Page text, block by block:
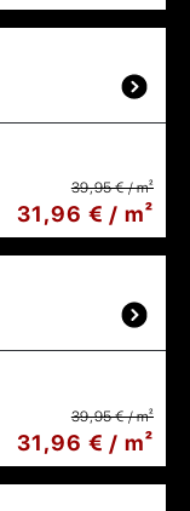
39,95 € / m²
31,96 € / m²
39,95 € / m²
31,96 € / m²